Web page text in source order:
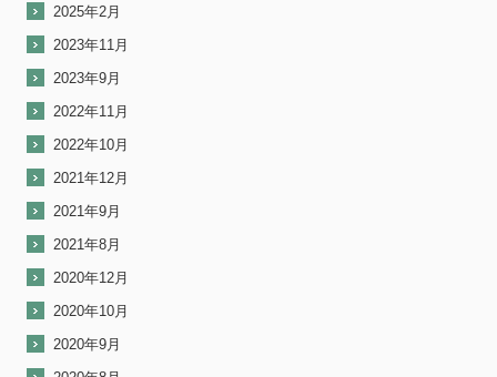
2025年2月
2023年11月
2023年9月
2022年11月
2022年10月
2021年12月
2021年9月
2021年8月
2020年12月
2020年10月
2020年9月